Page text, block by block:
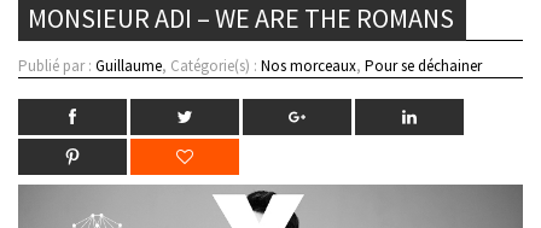
MONSIEUR ADI – WE ARE THE ROMANS
Publié par : Guillaume, Catégorie(s) : Nos morceaux, Pour se déchainer